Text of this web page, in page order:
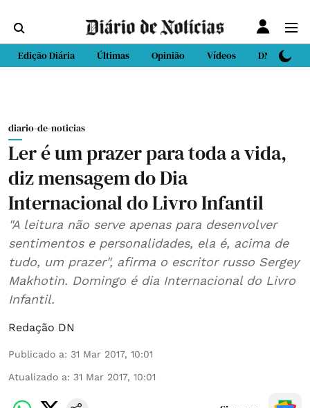
Edição Diária Últimas Opinião Vídeos DN Sport
diario-de-noticias
Ler é um prazer para toda a vida,
diz mensagem do Dia
Internacional do Livro Infantil
"A leitura não serve apenas para desenvolver
sentimentos e personalidades, ela é, acima de
tudo, um prazer", afirma o escritor russo Sergey
Makhotin. Domingo é dia Internacional do Livro
Infantil.
Redação DN
Publicado a: 31 Mar 2017, 10:01
Atualizado a: 31 Mar 2017, 10:01